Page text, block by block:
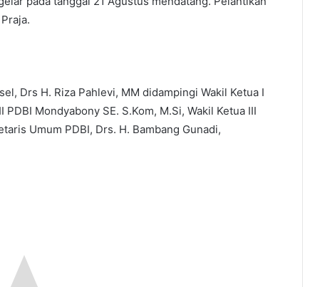
Drs H. Riza Pahlevi, MM didampingi Wakil Ketua I
Mondyabony SE. S.Kom, M.Si, Wakil Ketua III
Umum PDBI, Drs. H. Bambang Gunadi,